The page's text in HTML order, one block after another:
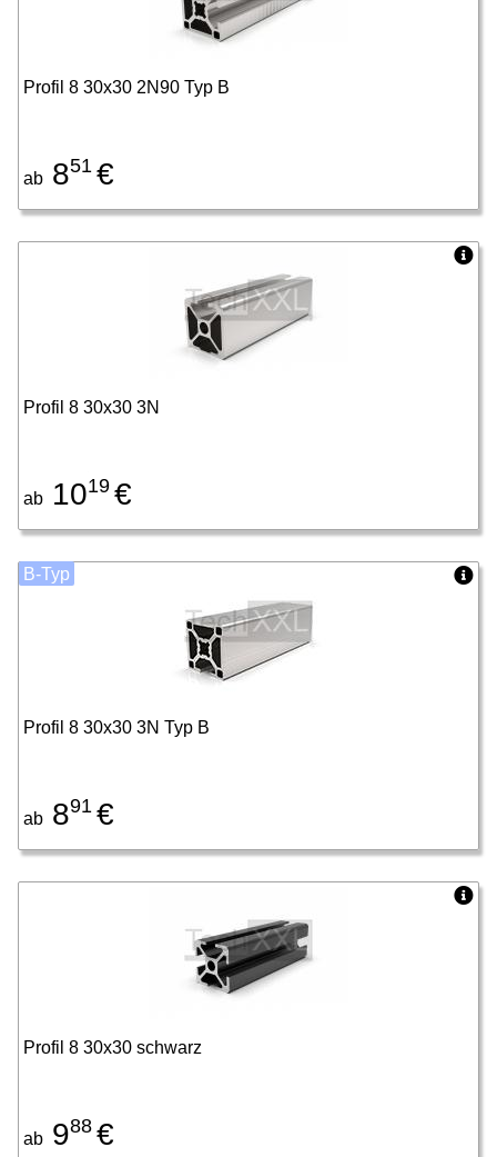
Profil 8 30x30 2N90 Typ B
ab 851 €
Profil 8 30x30 3N
ab 1019 €
Profil 8 30x30 3N Typ B
ab 891 €
B-Typ
Profil 8 30x30 schwarz
ab 988 €